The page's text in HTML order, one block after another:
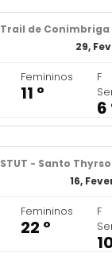
Trail de Conimbriga
29,
Femininos
11 º
F
6
STUT - Santo
16,
Femininos
22 º
F